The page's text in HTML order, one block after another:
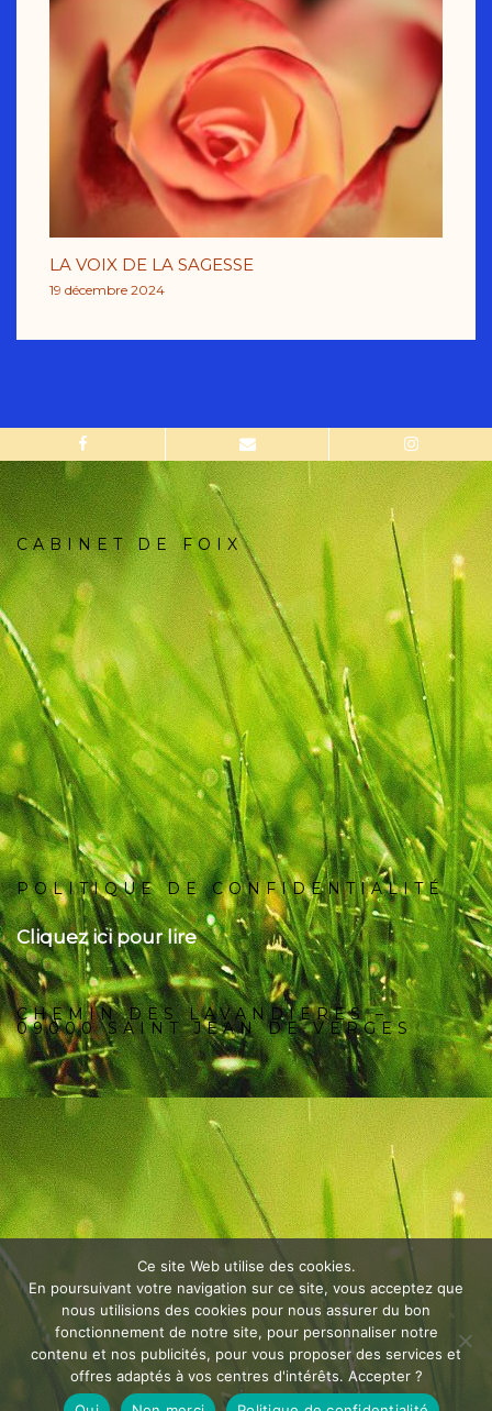
LA VOIX DE LA SAGESSE
19 décembre 2024
CABINET DE FOIX
POLITIQUE DE CONFIDENTIALITÉ
Cliquez ici pour lire
CHEMIN DES LAVANDIERES –
09000 SAINT JEAN DE VERGES
Ce site Web utilise des cookies.
En poursuivant votre navigation sur ce site, vous acceptez que
nous utilisions des cookies pour nous assurer du bon
fonctionnement de notre site, pour personnaliser notre
contenu et nos publicités, pour vous proposer des services et
offres adaptés à vos centres d'intérêts. Accepter ?